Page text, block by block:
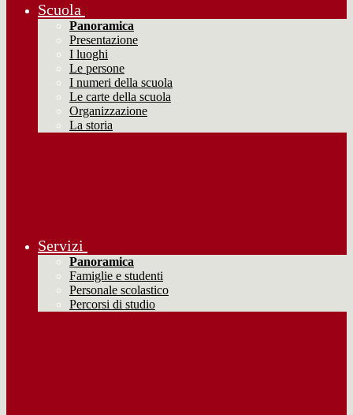
Scuola
Panoramica
Presentazione
I luoghi
Le persone
I numeri della scuola
Le carte della scuola
Organizzazione
La storia
Servizi
Panoramica
Famiglie e studenti
Personale scolastico
Percorsi di studio